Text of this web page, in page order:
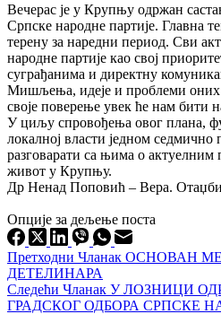
Вечерас је у Крупњу одржан
Српске народне партије. Главна
терену за наредни период. Сви
народне партије као свој
суграђанима и директну
Мишљења, идеје и проблеми оних
своје поверење увек ће нам бити
У циљу спровођења овог плана,
локалној власти једном седмично
разговарати са њима о актуелним
живот у Крупњу.
Др Ненад Поповић – Вера.
Опције за дељење поста
Претходни Чланак ОСНОВАН
ДЕТЕЛИНАРА
Следећи Чланак У ЛОЗНИЦИ
ГРАДСКОГ ОДБОРА СРПСКЕ